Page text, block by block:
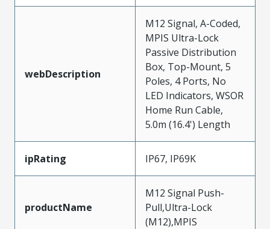
webDescription
M12 Signal, A-Coded,
MPIS Ultra-Lock
Passive Distribution
Box, Top-Mount, 5
Poles, 4 Ports, No
LED Indicators, WSOR
Home Run Cable,
5.0m (16.4') Length
ipRating IP67, IP69K
productName
M12 Signal Push-
Pull,Ultra-Lock
(M12),MPIS